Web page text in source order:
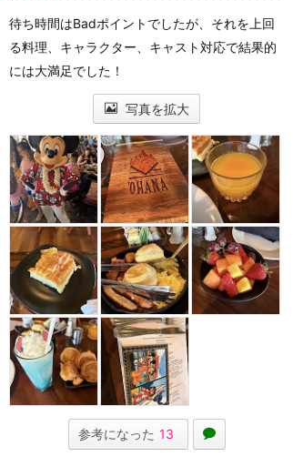
待ち時間はBadポイントでしたが、それを上回
る料理、キャラクター、キャスト対応で結果的
には大満足でした！
写真を拡大
参考になった 13